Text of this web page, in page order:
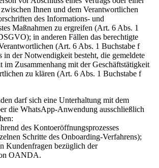
Ihnen und dem Verantwortlichen
des Informations- und
Maßnahmen zu ergreifen (Art. 6 Abs. 1
in anderen Fällen das berechtigte
(Art. 6 Abs. 1 Buchstabe f
in der Notwendigkeit besteht, die gemeldete
im Zusammenhang mit der Geschäftstätigkeit
zu klären (Art. 6 Abs. 1 Buchstabe f
darf sich eine Unterhaltung mit dem
die WhatsApp-Anwendung ausschließlich
des Kontoeröffnungsprozesses
Schritte des Onboarding-Verfahrens);
Kundenfragen bezüglich der
OANDA.